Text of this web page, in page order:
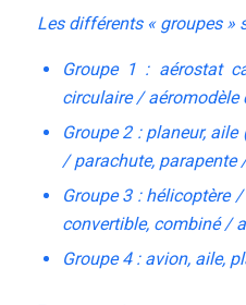
Les différents « groupes»
Groupe 1 : aérostat
circulaire /
Groupe 2 : planeur, aile
/ parachute, parapente
Groupe 3 : hélicoptère
convertible, combiné /
Groupe 4 : avion, aile,